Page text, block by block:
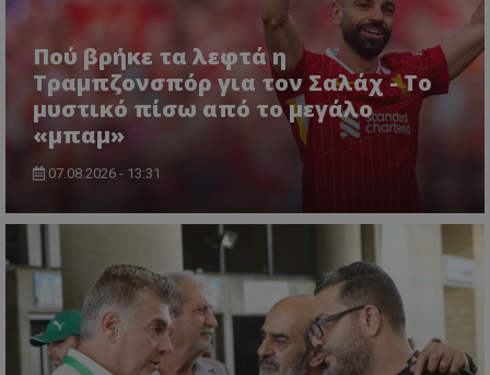
Πού βρήκε τα λεφτά η
Τραμπζονσπόρ για τον Σαλάχ - Το
μυστικό πίσω από το μεγάλο
«μπαμ»
07.08.2026 - 13:31